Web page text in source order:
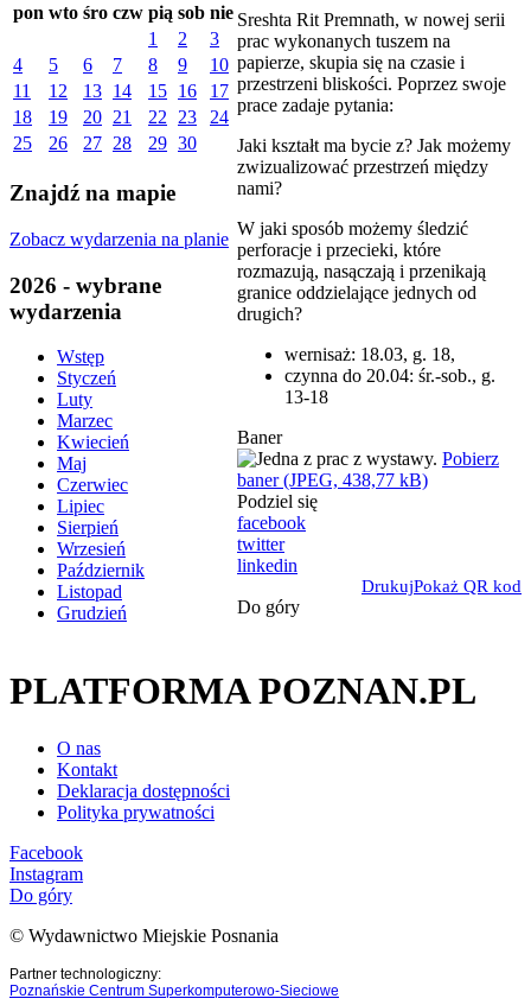
pon wto śro czw pią sob nie
1
2
3
4
5 6 7 8 9
10
11
12 13 14 15 16
17
18
19 20 21 22 23
24
25
26 27 28 29 30
Znajdź na mapie
Zobacz wydarzenia na planie
2026 - wybrane
wydarzenia
Wstęp
Styczeń
Luty
Marzec
Kwiecień
Maj
Czerwiec
Lipiec
Sierpień
Wrzesień
Październik
Listopad
Grudzień
Sreshta Rit Premnath, w nowej serii
prac wykonanych tuszem na
papierze, skupia się na czasie i
przestrzeni bliskości. Poprzez swoje
prace zadaje pytania:
Jaki kształt ma bycie z? Jak możemy
zwizualizować przestrzeń między
nami?
W jaki sposób możemy śledzić
perforacje i przecieki, które
rozmazują, nasączają i przenikają
granice oddzielające jednych od
drugich?
wernisaż: 18.03, g. 18,
czynna do 20.04: śr.-sob., g.
13-18
Baner
Pobierz
baner (JPEG, 438,77 kB)
Podziel się
facebook
twitter
linkedin
DrukujPokaż QR kod
Do góry
PLATFORMA POZNAN.PL
O nas
Kontakt
Deklaracja dostępności
Polityka prywatności
Facebook
Instagram
Do góry
© Wydawnictwo Miejskie Posnania
Partner technologiczny:
Poznańskie Centrum Superkomputerowo-Sieciowe